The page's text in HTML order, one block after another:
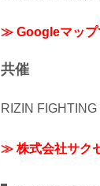
≫ Googleマップ
共催
RIZIN
≫ 株式会社サク